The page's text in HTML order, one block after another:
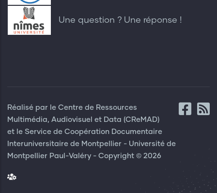
Une question ? Une réponse !
Réalisé par le Centre de Ressources
Multimédia, Audiovisuel et Data (CReMAD)
et le Service de Coopération Documentaire
Interuniversitaire de Montpellier - Université de
Montpellier Paul-Valéry - Copyright © 2026